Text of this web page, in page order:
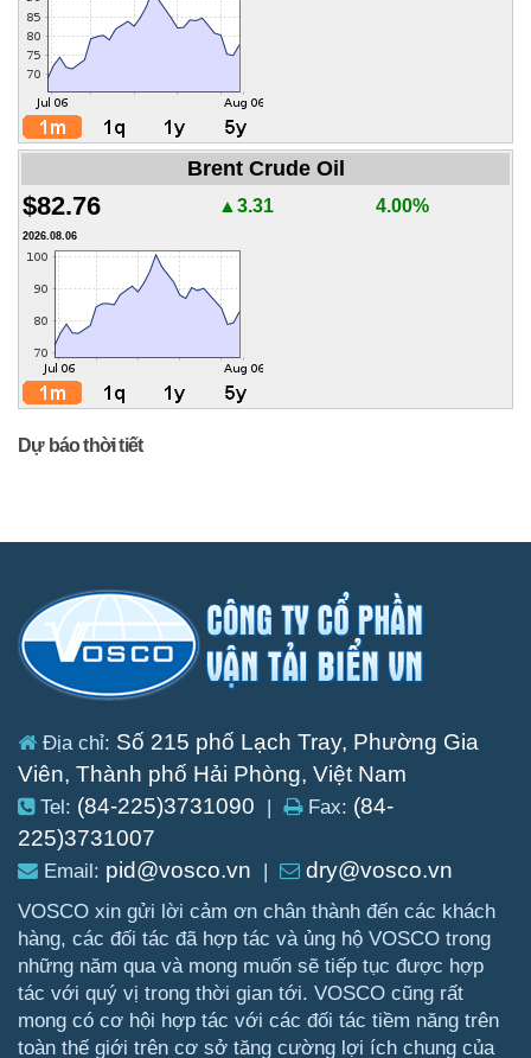
Brent Crude Oil
$82.76 ▲3.31 4.00%
2026.08.06
Dự báo thời tiết
Địa chỉ: Số 215 phố Lạch Tray, Phường Gia
Viên, Thành phố Hải Phòng, Việt Nam
Tel: (84-225)3731090 | Fax: (84-
225)3731007
Email: pid@vosco.vn | dry@vosco.vn
VOSCO xin gửi lời cảm ơn chân thành đến các khách
hàng, các đối tác đã hợp tác và ủng hộ VOSCO trong
những năm qua và mong muốn sẽ tiếp tục được hợp
tác với quý vị trong thời gian tới. VOSCO cũng rất
mong có cơ hội hợp tác với các đối tác tiềm năng trên
toàn thế giới trên cơ sở tăng cường lợi ích chung của